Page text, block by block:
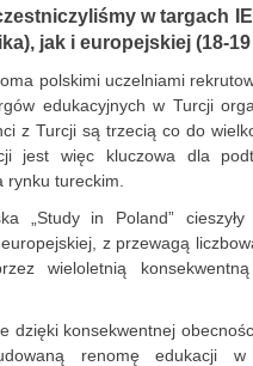
w targach
jak i europejskiej (18-
polskimi uczelniami
edukacyjnych w Turcji
z Turcji są trzecią co do
jest więc kluczowa dla
rynku tureckim.
„Study in Poland”
z przewagą
wieloletnią
dzięki konsekwentnej
renomę edukacji